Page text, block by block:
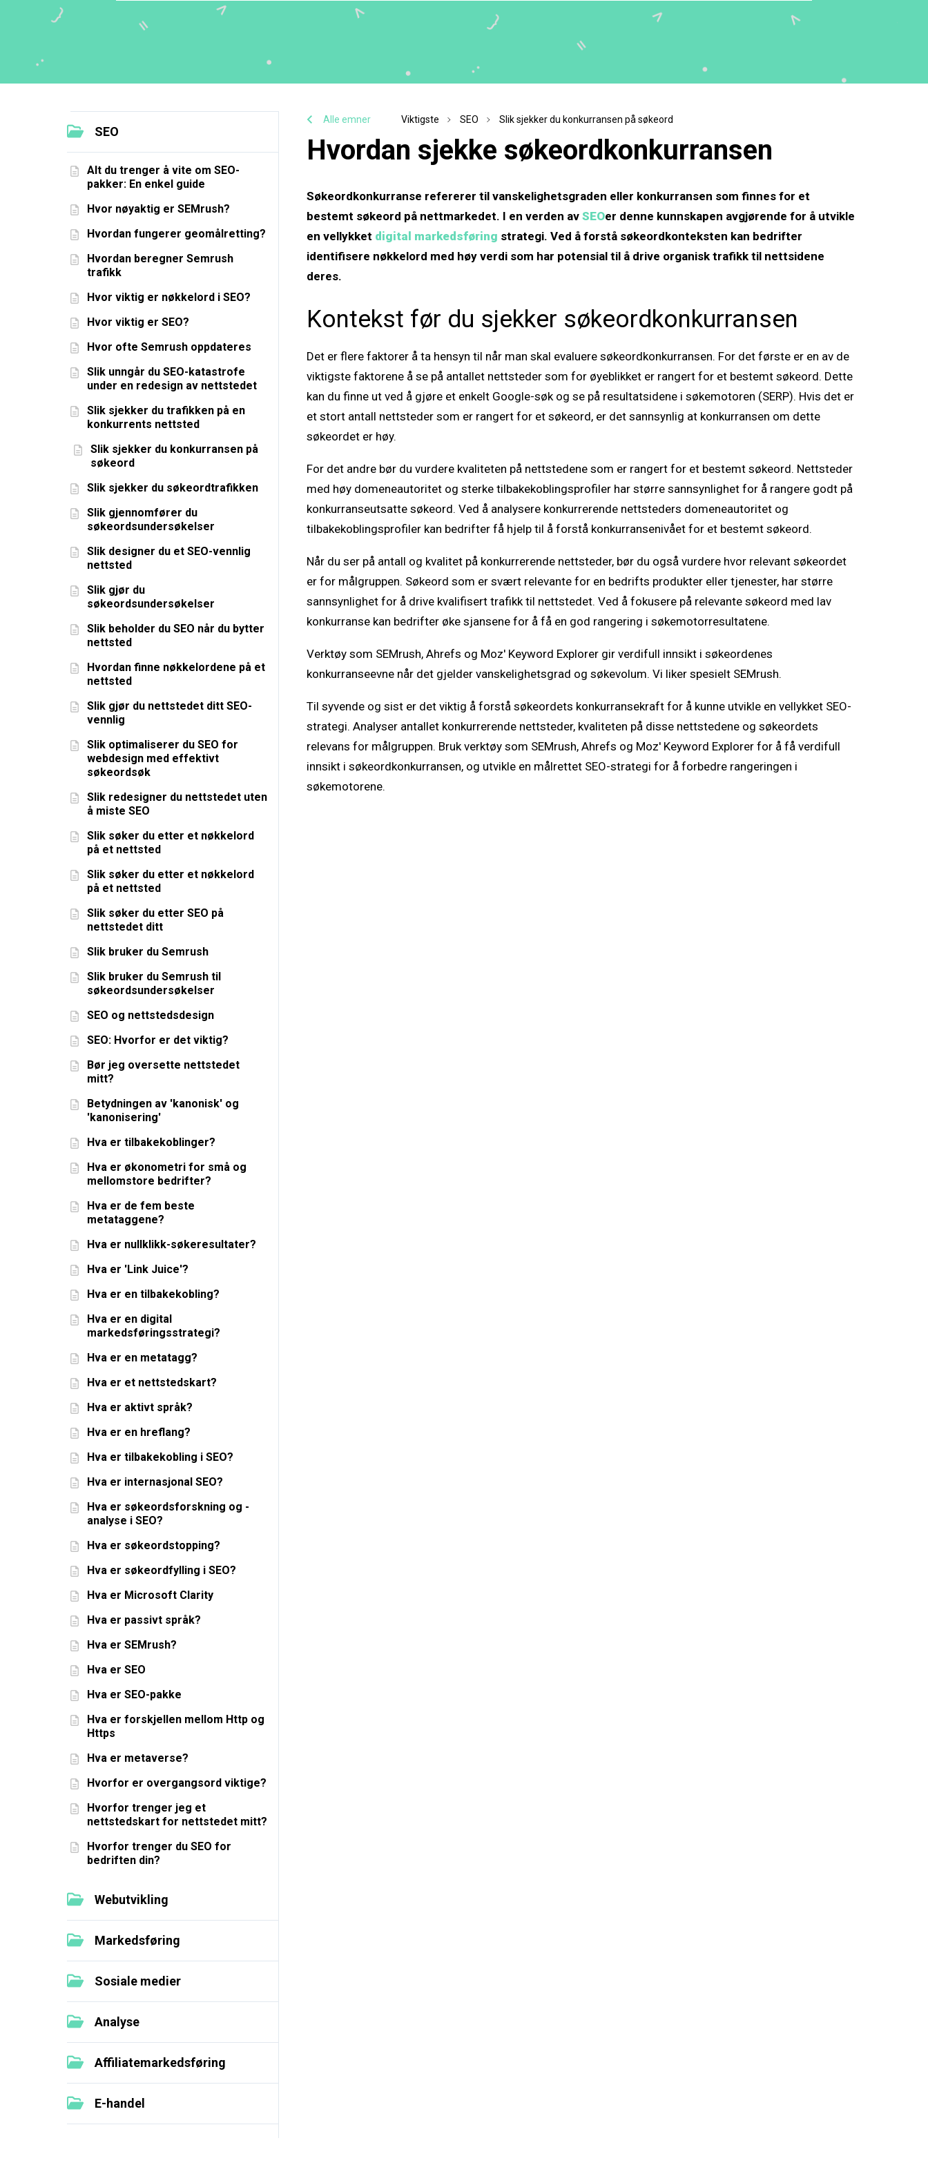
SEO
Alt du trenger å vite om SEO-
pakker: En enkel guide
Hvor nøyaktig er SEMrush?
Hvordan fungerer geomålretting?
Hvordan beregner Semrush
trafikk
Hvor viktig er nøkkelord i SEO?
Hvor viktig er SEO?
Hvor ofte Semrush oppdateres
Slik unngår du SEO-katastrofe
under en redesign av nettstedet
Slik sjekker du trafikken på en
konkurrents nettsted
Slik sjekker du konkurransen på
søkeord
Slik sjekker du søkeordtrafikken
Slik gjennomfører du
søkeordsundersøkelser
Slik designer du et SEO-vennlig
nettsted
Slik gjør du
søkeordsundersøkelser
Slik beholder du SEO når du bytter
nettsted
Hvordan finne nøkkelordene på et
nettsted
Slik gjør du nettstedet ditt SEO-
vennlig
Slik optimaliserer du SEO for
webdesign med effektivt
søkeordsøk
Slik redesigner du nettstedet uten
å miste SEO
Slik søker du etter et nøkkelord
på et nettsted
Slik søker du etter et nøkkelord
på et nettsted
Slik søker du etter SEO på
nettstedet ditt
Slik bruker du Semrush
Slik bruker du Semrush til
søkeordsundersøkelser
SEO og nettstedsdesign
SEO: Hvorfor er det viktig?
Bør jeg oversette nettstedet
mitt?
Betydningen av 'kanonisk' og
'kanonisering'
Hva er tilbakekoblinger?
Hva er økonometri for små og
mellomstore bedrifter?
Hva er de fem beste
metataggene?
Hva er nullklikk-søkeresultater?
Hva er 'Link Juice'?
Hva er en tilbakekobling?
Hva er en digital
markedsføringsstrategi?
Hva er en metatagg?
Hva er et nettstedskart?
Hva er aktivt språk?
Hva er en hreflang?
Hva er tilbakekobling i SEO?
Hva er internasjonal SEO?
Hva er søkeordsforskning og -
analyse i SEO?
Hva er søkeordstopping?
Hva er søkeordfylling i SEO?
Hva er Microsoft Clarity
Hva er passivt språk?
Hva er SEMrush?
Hva er SEO
Hva er SEO-pakke
Hva er forskjellen mellom Http og
Https
Hva er metaverse?
Hvorfor er overgangsord viktige?
Hvorfor trenger jeg et
nettstedskart for nettstedet mitt?
Hvorfor trenger du SEO for
bedriften din?
Webutvikling
Markedsføring
Sosiale medier
Analyse
Affiliatemarkedsføring
E-handel
Alle emner Viktigste SEO Slik sjekker du konkurransen på søkeord
Hvordan sjekke søkeordkonkurransen
Søkeordkonkurranse refererer til vanskelighetsgraden eller konkurransen som finnes for et
bestemt søkeord på nettmarkedet. I en verden av SEOer denne kunnskapen avgjørende for å utvikle
en vellykket digital markedsføring strategi. Ved å forstå søkeordkonteksten kan bedrifter
identifisere nøkkelord med høy verdi som har potensial til å drive organisk trafikk til nettsidene
deres.
Kontekst før du sjekker søkeordkonkurransen
Det er flere faktorer å ta hensyn til når man skal evaluere søkeordkonkurransen. For det første er en av de
viktigste faktorene å se på antallet nettsteder som for øyeblikket er rangert for et bestemt søkeord. Dette
kan du finne ut ved å gjøre et enkelt Google-søk og se på resultatsidene i søkemotoren (SERP). Hvis det er
et stort antall nettsteder som er rangert for et søkeord, er det sannsynlig at konkurransen om dette
søkeordet er høy.
For det andre bør du vurdere kvaliteten på nettstedene som er rangert for et bestemt søkeord. Nettsteder
med høy domeneautoritet og sterke tilbakekoblingsprofiler har større sannsynlighet for å rangere godt på
konkurranseutsatte søkeord. Ved å analysere konkurrerende nettsteders domeneautoritet og
tilbakekoblingsprofiler kan bedrifter få hjelp til å forstå konkurransenivået for et bestemt søkeord.
Når du ser på antall og kvalitet på konkurrerende nettsteder, bør du også vurdere hvor relevant søkeordet
er for målgruppen. Søkeord som er svært relevante for en bedrifts produkter eller tjenester, har større
sannsynlighet for å drive kvalifisert trafikk til nettstedet. Ved å fokusere på relevante søkeord med lav
konkurranse kan bedrifter øke sjansene for å få en god rangering i søkemotorresultatene.
Verktøy som SEMrush, Ahrefs og Moz' Keyword Explorer gir verdifull innsikt i søkeordenes
konkurranseevne når det gjelder vanskelighetsgrad og søkevolum. Vi liker spesielt SEMrush.
Til syvende og sist er det viktig å forstå søkeordets konkurransekraft for å kunne utvikle en vellykket SEO-
strategi. Analyser antallet konkurrerende nettsteder, kvaliteten på disse nettstedene og søkeordets
relevans for målgruppen. Bruk verktøy som SEMrush, Ahrefs og Moz' Keyword Explorer for å få verdifull
innsikt i søkeordkonkurransen, og utvikle en målrettet SEO-strategi for å forbedre rangeringen i
søkemotorene.